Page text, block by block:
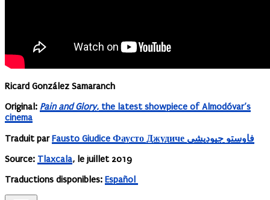
Ricard González Samaranch
Original: Pain and Glory, the latest showpiece of Almodóvar’s
cinema
Traduit par
Fausto Giudice Фаусто Джудиче فاوستو جيوديشي
Source: Tlaxcala, le juillet 2019
Traductions disponibles: Español